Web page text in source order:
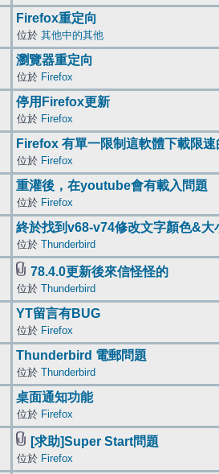
Firefox重定向
位於 其他中的其他
瀏覽器重定向
位於 Firefox
停用Firefox更新
位於 Firefox
Firefox 有單一限制這軟體下載限
位於 Firefox
重灌後，在youtube會有載入問題
位於 Firefox
終於找到v68-v74修改文字顏色&大
位於 Thunderbird
78.4.0更新後來信怪怪的
位於 Thunderbird
YT留言有BUG
位於 Firefox
Thunderbird 電郵問題
位於 Thunderbird
桌面通知功能
位於 Firefox
[求助]Super Start問題
位於 Firefox